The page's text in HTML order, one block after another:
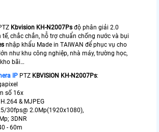
Kbvision KH-N2007Ps độ phân giải 2.0
tế, chắc chắn, hỗ trợ chuẩn chống nước và bụi
nhập khẩu Made in TAIWAN để phục vụ cho
như khu công nghiệp, nhà máy, trường học,
bãi…
IP PTZ KBVISION KH-N2007Ps:
số 16x
& MJPEG
30fps@ 2.0Mp(1920x1080),
3DNR
- 60m